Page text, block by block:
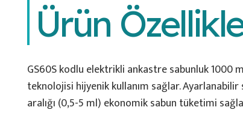
Ürün
GS60S kodlu elektrikli ankastre sabunluk 1000
teknolojisi hijyenik kullanım sağlar.
aralığı (0,5-5 ml) ekonomik sabun tüketimi